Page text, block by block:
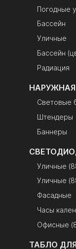
Погодные
Бассейн
Уличные
Бассейн
Радиация
Световые
Штендеры
Баннеры
Уличные
Уличные
Фасадные
Часы
Офисные
ТАБЛО